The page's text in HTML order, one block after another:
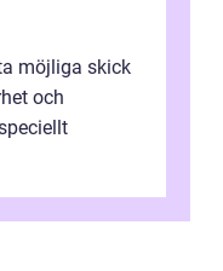
möjliga skick
och